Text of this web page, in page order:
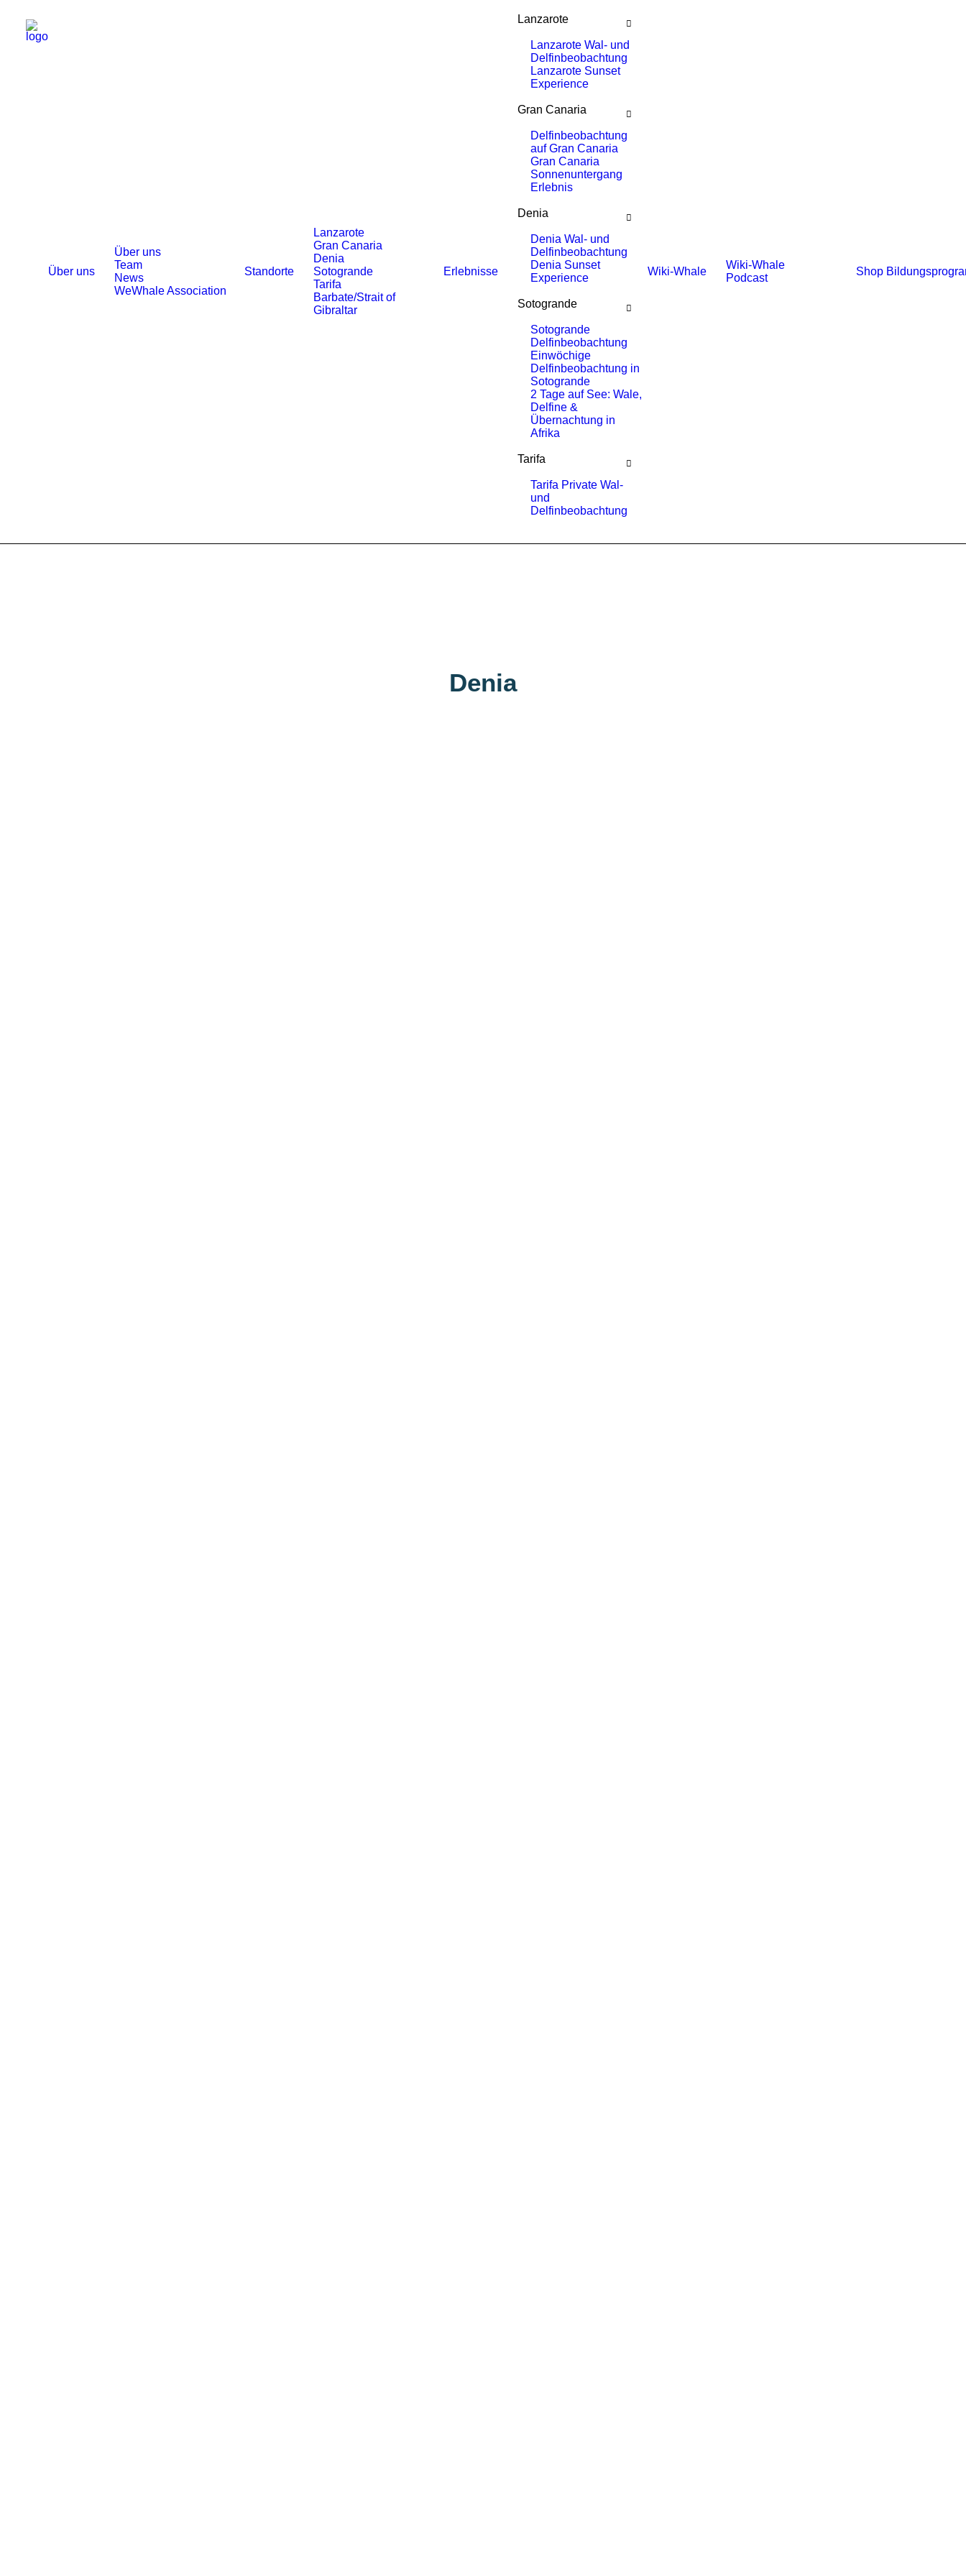
Über uns
Über uns
Team
News
WeWhale Association
Standorte
Lanzarote
Gran Canaria
Denia
Sotogrande
Tarifa
Barbate/Strait of
Gibraltar
Erlebnisse
Lanzarote
Lanzarote Wal- und
Delfinbeobachtung
Lanzarote Sunset
Experience
Gran Canaria
Delfinbeobachtung
auf Gran Canaria
Gran Canaria
Sonnenuntergang
Erlebnis
Denia
Denia Wal- und
Delfinbeobachtung
Denia Sunset
Experience
Sotogrande
Sotogrande
Delfinbeobachtung
Einwöchige
Delfinbeobachtung in
Sotogrande
2 Tage auf See: Wale,
Delfine &
Übernachtung in
Afrika
Tarifa
Tarifa Private Wal-
und
Delfinbeobachtung
Wiki-Whale
Wiki-Whale
Podcast
Shop
Denia